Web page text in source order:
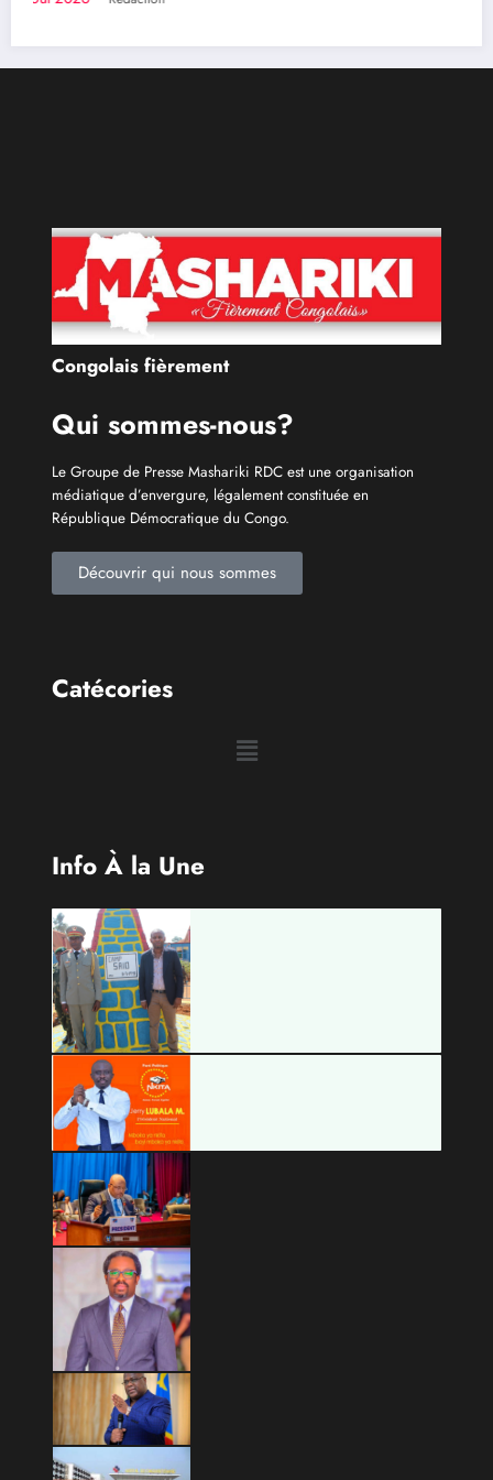
Congolais fièrement
Qui sommes-nous?
Le Groupe de Presse Mashariki RDC est une organisation
République Démocratique du Congo.
Découvrir qui nous sommes
Catécories